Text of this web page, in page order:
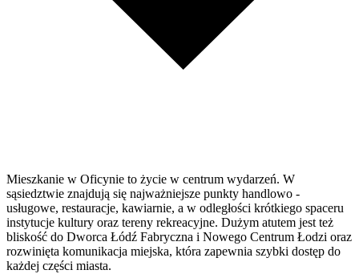
Mieszkanie w Oficynie to życie w centrum wydarzeń. W
sąsiedztwie znajdują się najważniejsze punkty handlowo -
usługowe, restauracje, kawiarnie, a w odległości krótkiego spaceru
instytucje kultury oraz tereny rekreacyjne. Dużym atutem jest też
bliskość do Dworca Łódź Fabryczna i Nowego Centrum Łodzi oraz
rozwinięta komunikacja miejska, która zapewnia szybki dostęp do
każdej części miasta.